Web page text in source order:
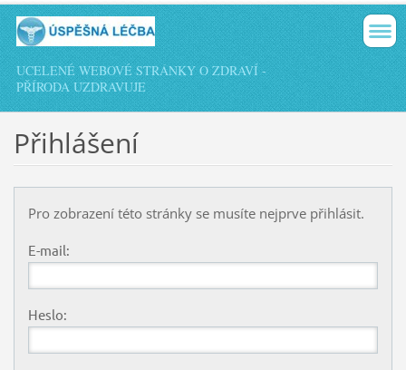
UCELENÉ WEBOVÉ STRÁNKY O ZDRAVÍ -
PŘÍRODA UZDRAVUJE
Přihlášení
Pro zobrazení této stránky se musíte nejprve přihlásit.
E-mail:
Heslo: